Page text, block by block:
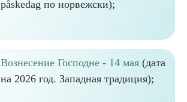
påskedag по норвежски);
Вознесение Господне - 14 мая (дата
на 2026 год. Западная традиция);